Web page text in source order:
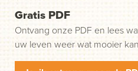
Gratis PDF
Ontvang onze PDF en lees
uw leven weer wat mooier